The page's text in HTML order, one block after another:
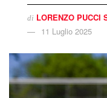
di LORENZO PUCCI
11 Luglio 2025